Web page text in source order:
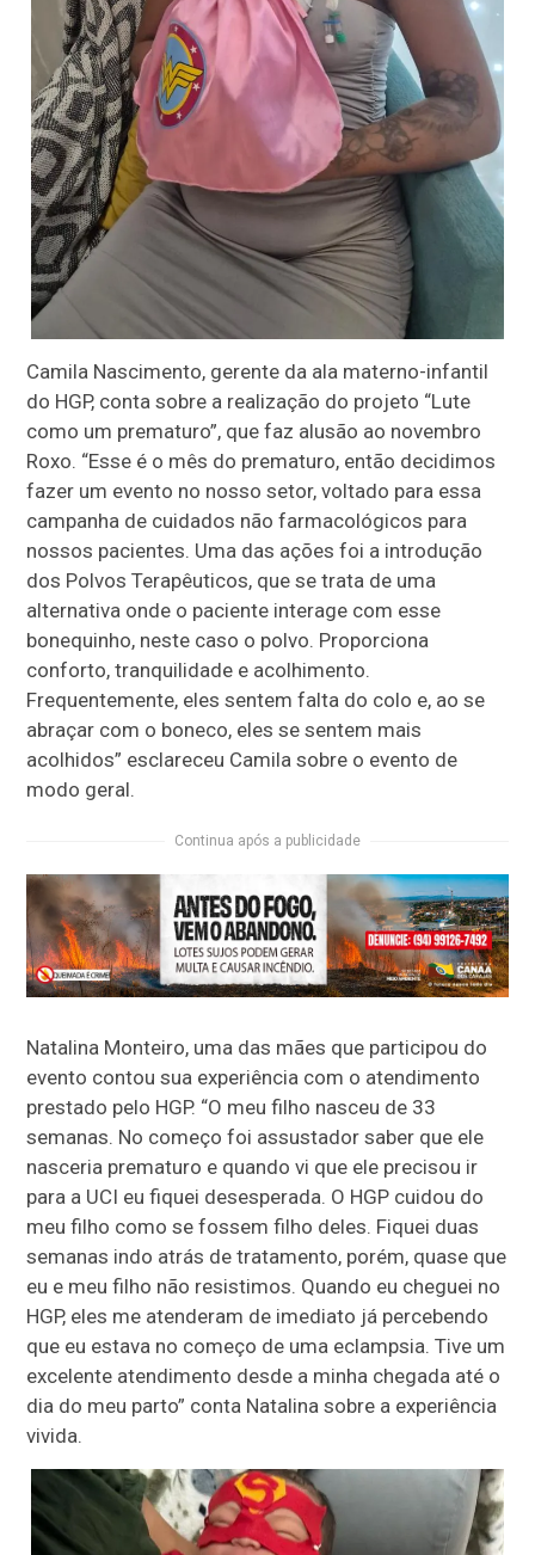
Camila Nascimento, gerente da ala materno-infantil
do HGP, conta sobre a realização do projeto “Lute
como um prematuro”, que faz alusão ao novembro
Roxo. “Esse é o mês do prematuro, então decidimos
fazer um evento no nosso setor, voltado para essa
campanha de cuidados não farmacológicos para
nossos pacientes. Uma das ações foi a introdução
dos Polvos Terapêuticos, que se trata de uma
alternativa onde o paciente interage com esse
bonequinho, neste caso o polvo. Proporciona
conforto, tranquilidade e acolhimento.
Frequentemente, eles sentem falta do colo e, ao se
abraçar com o boneco, eles se sentem mais
acolhidos” esclareceu Camila sobre o evento de
modo geral.
Continua após a publicidade
Natalina Monteiro, uma das mães que participou do
evento contou sua experiência com o atendimento
prestado pelo HGP. “O meu filho nasceu de 33
semanas. No começo foi assustador saber que ele
nasceria prematuro e quando vi que ele precisou ir
para a UCI eu fiquei desesperada. O HGP cuidou do
meu filho como se fossem filho deles. Fiquei duas
semanas indo atrás de tratamento, porém, quase que
eu e meu filho não resistimos. Quando eu cheguei no
HGP, eles me atenderam de imediato já percebendo
que eu estava no começo de uma eclampsia. Tive um
excelente atendimento desde a minha chegada até o
dia do meu parto” conta Natalina sobre a experiência
vivida.